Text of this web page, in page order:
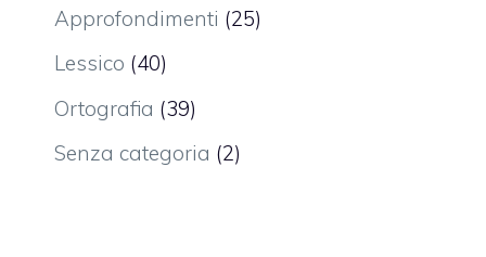
Approfondimenti (25)
Lessico (40)
Ortografia (39)
Senza categoria (2)